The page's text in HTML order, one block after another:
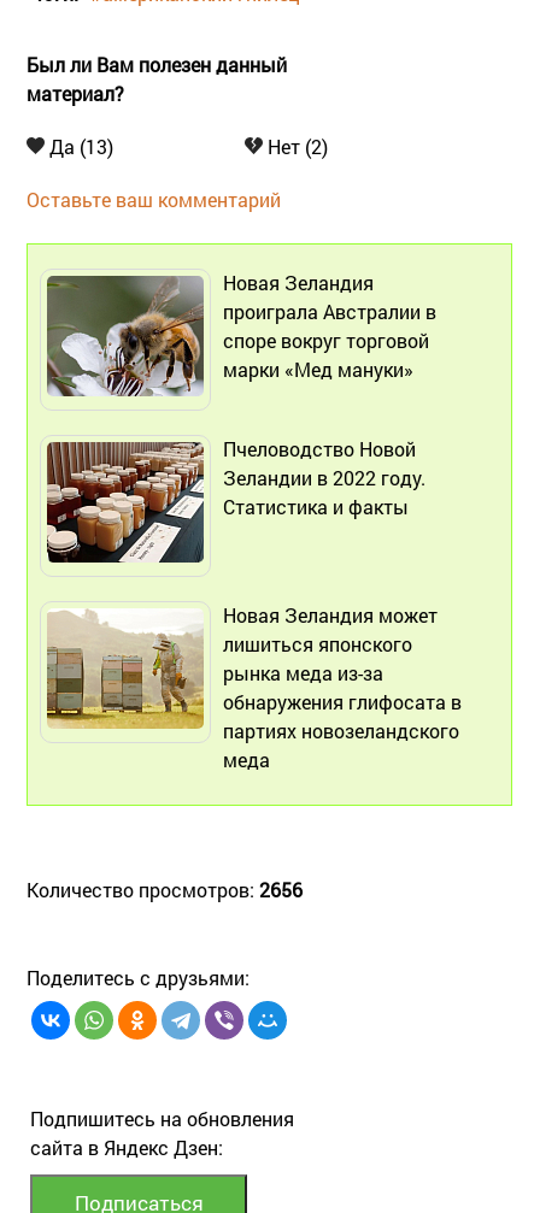
Был ли Вам полезен данный
материал?
Да (13) Нет (2)
Оставьте ваш комментарий
Новая Зеландия
проиграла Австралии в
споре вокруг торговой
марки «Мед мануки»
Пчеловодство Новой
Зеландии в 2022 году.
Статистика и факты
Новая Зеландия может
лишиться японского
рынка меда из-за
обнаружения глифосата в
партиях новозеландского
меда
Количество просмотров: 2656
Поделитесь с друзьями:
Подпишитесь на обновления
сайта в Яндекс Дзен: